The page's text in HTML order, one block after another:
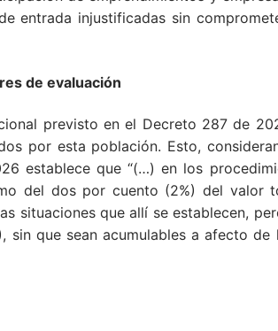
entrada injustificadas sin
de evaluación
previsto en el Decreto 287 de
por esta población. Esto,
establece que “(…) en los
del dos por cuento (2%) del valor
situaciones que allí se establecen,
que sean acumulables a afecto de